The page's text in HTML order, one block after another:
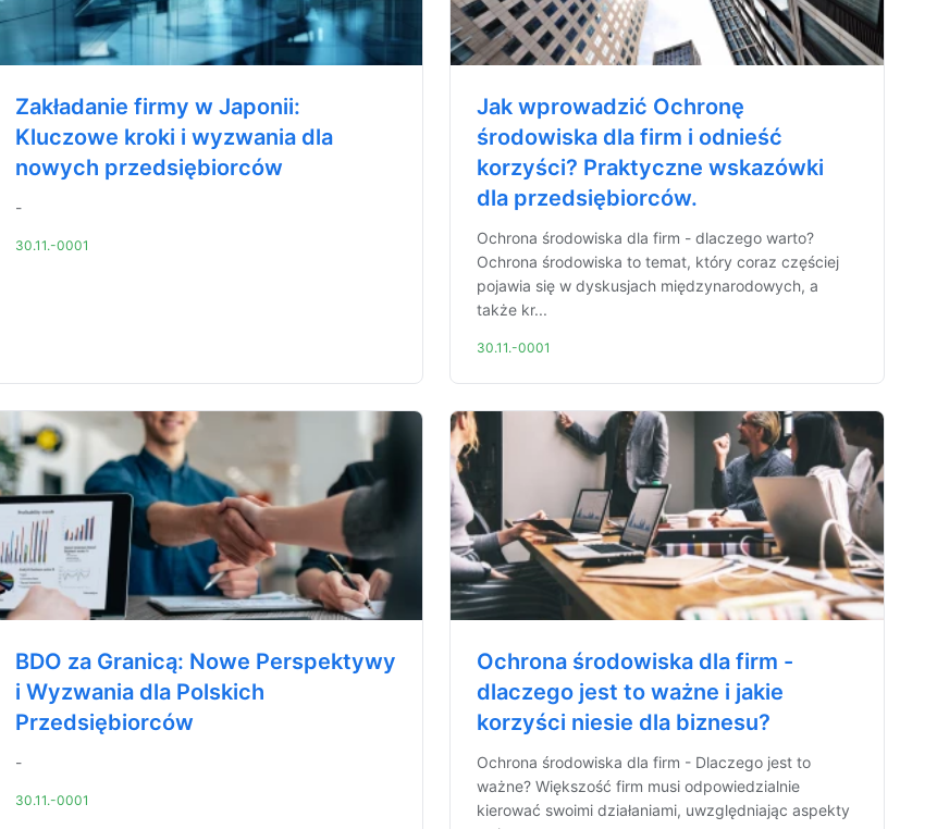
Zakładanie firmy w Japonii:
Kluczowe kroki i wyzwania dla
nowych przedsiębiorców
-
30.11.-0001
Jak wprowadzić Ochronę
środowiska dla firm i odnieść
korzyści? Praktyczne wskazówki
dla przedsiębiorców.
Ochrona środowiska dla firm - dlaczego warto?
Ochrona środowiska to temat, który coraz częściej
pojawia się w dyskusjach międzynarodowych, a
także kr...
30.11.-0001
BDO za Granicą: Nowe Perspektywy
i Wyzwania dla Polskich
Przedsiębiorców
-
30.11.-0001
Ochrona środowiska dla firm -
dlaczego jest to ważne i jakie
korzyści niesie dla biznesu?
Ochrona środowiska dla firm - Dlaczego jest to
ważne? Większość firm musi odpowiedzialnie
kierować swoimi działaniami, uwzględniając aspekty